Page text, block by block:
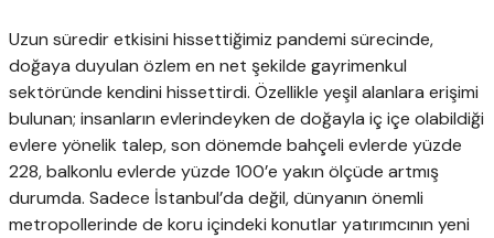
Uzun süredir etkisini hissettiğimiz pandemi sürecinde,
doğaya duyulan özlem en net şekilde gayrimenkul
sektöründe kendini hissettirdi. Özellikle yeşil alanlara erişimi
bulunan; insanların evlerindeyken de doğayla iç içe olabildiği
evlere yönelik talep, son dönemde bahçeli evlerde yüzde
228, balkonlu evlerde yüzde 100’e yakın ölçüde artmış
durumda. Sadece İstanbul’da değil, dünyanın önemli
metropollerinde de koru içindeki konutlar yatırımcının yeni